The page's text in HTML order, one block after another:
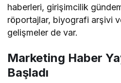
haberleri, girişimcilik
röportajlar, biyografi arşivi
gelişmeler de var.
Marketing Haber
Başladı